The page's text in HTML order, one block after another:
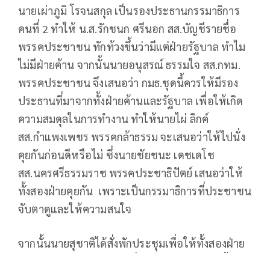
นายเผ่าภูมิ โรจนสกุล เป็นรองประธานกรรมาธิการ
คนที่ 2 ทำให้ น.ส.รักชนก ศรีนอก สส.บัญชีรายชื่อ
พรรคประชาชน ทักท้วงขึ้นว่ามีแต่ฝ่ายรัฐบาล ทำไม
ไม่มีฝ่ายค้าน จากนั้นนายอนุสรณ์ ธรรมใจ สส.กทม.
พรรคประชาชน จึงเสนอว่า กมธ.ชุดนี้ควรให้มีรอง
ประธานที่มาจากทั้งฝ่ายค้านและรัฐบาล เพื่อให้เกิด
ความสมดุลในการทำงาน ทำให้นายไผ่ ลิกค์
สส.กำแพงเพชร พรรคกล้าธรรม จะเสนอว่าให้ไปนั่ง
คุยกันก่อนดีหรือไม่ ซึ่งนายชัยชนะ เดชเดโช
สส.นครศรีธรรมราช พรรคประชาธิปัตย์ เสนอว่าให้
ทั้งสองฝ่ายคุยกัน เพราะเป็นกรรมาธิการที่ประชาชน
จับตาดูและให้ความสนใจ
จากนั้นนายสุชาติได้สั่งพักประชุมเพื่อให้ทั้งสองฝ่าย